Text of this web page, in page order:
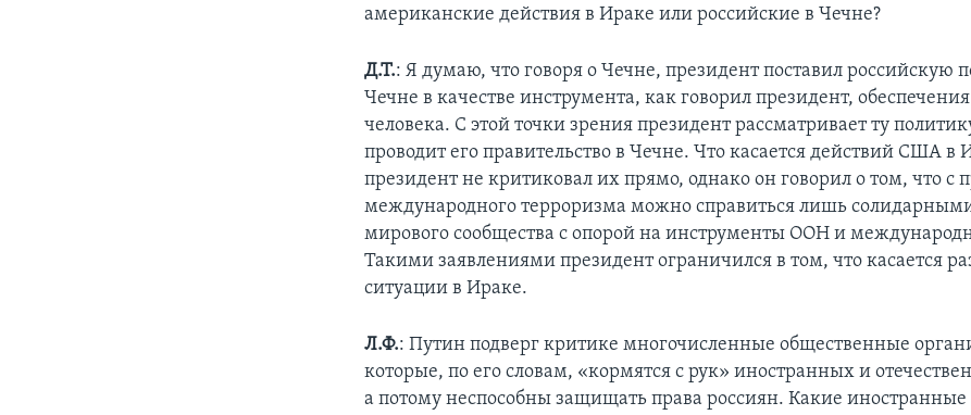
американские действия в Ираке или российские в Чечне?
Д.Т.: Я думаю, что говоря о Чечне, президент поставил российскую
Чечне в качестве инструмента, как говорил президент,
человека. С этой точки зрения президент рассматривает ту
проводит его правительство в Чечне. Что касается действий США в
президент не критиковал их прямо, однако он говорил о том, что с
международного терроризма можно справиться лишь
мирового сообщества с опорой на инструменты ООН и
Такими заявлениями президент ограничился в том, что касается
ситуации в Ираке.
Л.Ф.: Путин подверг критике многочисленные общественные
которые, по его словам, «кормятся с рук» иностранных и
а потому неспособны защищать права россиян. Какие